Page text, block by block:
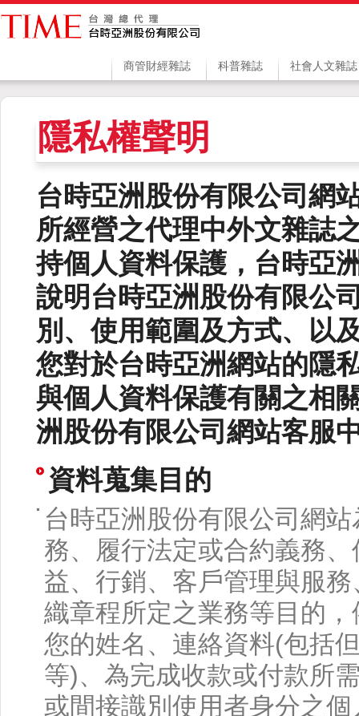
商管財經雜誌 科普雜誌 社會人文雜誌
隱私權聲明
台時亞洲股份有限公司網
所經營之代理中外文雜誌
持個人資料保護，台時亞
說明台時亞洲股份有限公
別、使用範圍及方式、以
您對於台時亞洲網站的隱
與個人資料保護有關之相
洲股份有限公司網站客服
資料蒐集目的
台時亞洲股份有限公司網
務、履行法定或合約義務
益、行銷、客戶管理與服
織章程所定之業務等目的
您的姓名、連絡資料(包括
等)、為完成收款或付款所
或間接識別使用者身分之